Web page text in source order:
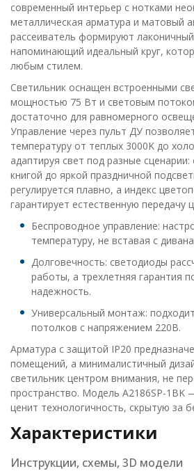
современный интерьер с нотками
металлическая арматура и матовый
рассеиватель формируют лаконичный
напоминающий идеальный круг,
любым стилем.
Светильник оснащен встроенными
мощностью 75 Вт и световым
достаточно для равномерного
Управление через пульт ДУ
температуру от теплых 3000K до
адаптируя свет под разные
книгой до яркой праздничной
регулируется плавно, а индекс
гарантирует естественную передачу
Беспроводное управление:
температуру, не вставая с
Долговечность: светодиоды
работы, а трехлетняя гарантия
надежность.
Универсальный монтаж:
потолков с напряжением 220В.
Арматура с защитой IP20
помещений, а минималистичный
светильник центром внимания, не
пространство. Модель A2186SP-1BK
ценит технологичность, скрытую за
Характеристики
Инструкции, схемы, 3D модели